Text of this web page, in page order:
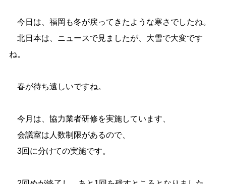
今日は、福岡も冬が戻ってきたような寒さでしたね。
北日本は、ニュースで見ましたが、大雪で大変です
ね。
春が待ち遠しいですね。
今月は、協力業者研修を実施しています、
会議室は人数制限があるので、
3回に分けての実施です。